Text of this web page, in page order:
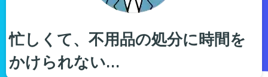
忙しくて、不用品の処分に時間を
かけられない…